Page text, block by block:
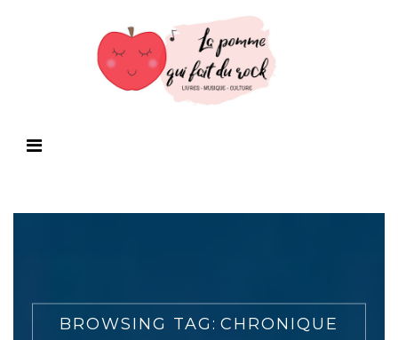
BROWSING TAG: CHRONIQUE